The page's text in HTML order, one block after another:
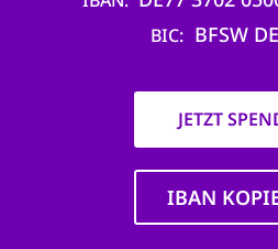
BIC BFSW
JETZT
IBAN